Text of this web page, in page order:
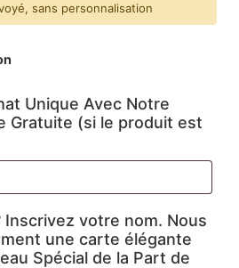
sans personnalisation
Unique Avec Notre
Gratuite (si le produit est
Inscrivez votre nom. Nous
une carte élégante
Spécial de la Part de